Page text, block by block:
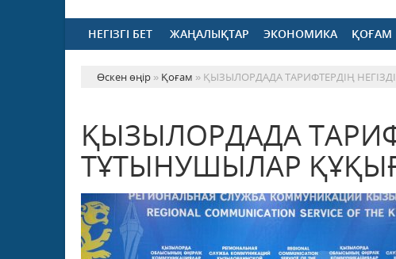
НЕГІЗГІ БЕТ ЖАҢАЛЫҚТАР ЭКОНОМИКА ҚОҒАМ
Өскен өңір » Қоғам » ҚЫЗЫЛОРДАДА ТАРИФТЕРДІҢ
ҚЫЗЫЛОРДАДА
ТҰТЫНУШЫЛАР